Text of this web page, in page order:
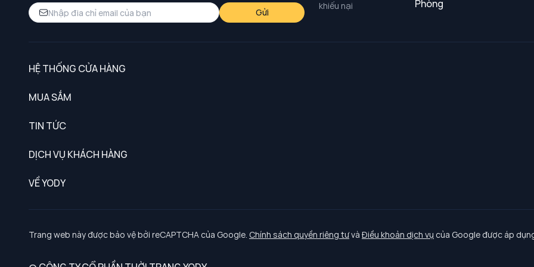
khiếu nại Phòng
Gửi
HỆ THỐNG CỬA HÀNG
MUA SẮM
TIN TỨC
DỊCH VỤ KHÁCH HÀNG
Chính sách khách hàng thân thiết
Chính sách bảo vệ dữ liệu cá nhân
Chính sách thanh toán, giao nhận
VỀ YODY
Tuyển dụng
Trang web này được bảo vệ bởi reCAPTCHA của Google. Chính sách quyền riêng tưvà Điều khoản dịch vụ của Google được áp